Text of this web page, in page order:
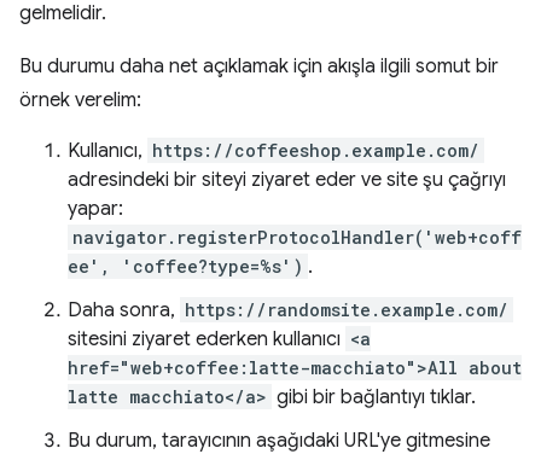
gelmelidir.
Bu durumu daha net açıklamak için akışla ilgili somut bir
örnek verelim:
Kullanıcı, https://coffeeshop.example.com/
adresindeki bir siteyi ziyaret eder ve site şu çağrıyı
yapar:
navigator.registerProtocolHandler('web+coff
ee', 'coffee?type=%s') .
Daha sonra, https://randomsite.example.com/
sitesini ziyaret ederken kullanıcı <a
href="web+coffee:latte-macchiato">All about
latte macchiato</a> gibi bir bağlantıyı tıklar.
Bu durum, tarayıcının aşağıdaki URL'ye gitmesine